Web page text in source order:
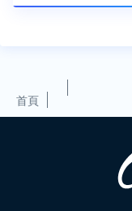
首頁